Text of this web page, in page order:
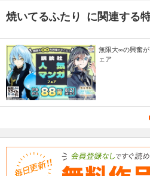
焼いてるふたり に関連する
無限大∞の興奮
ェア